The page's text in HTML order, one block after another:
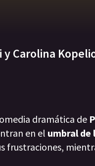
Carolina
dramática de
en el umbral
frustraciones,